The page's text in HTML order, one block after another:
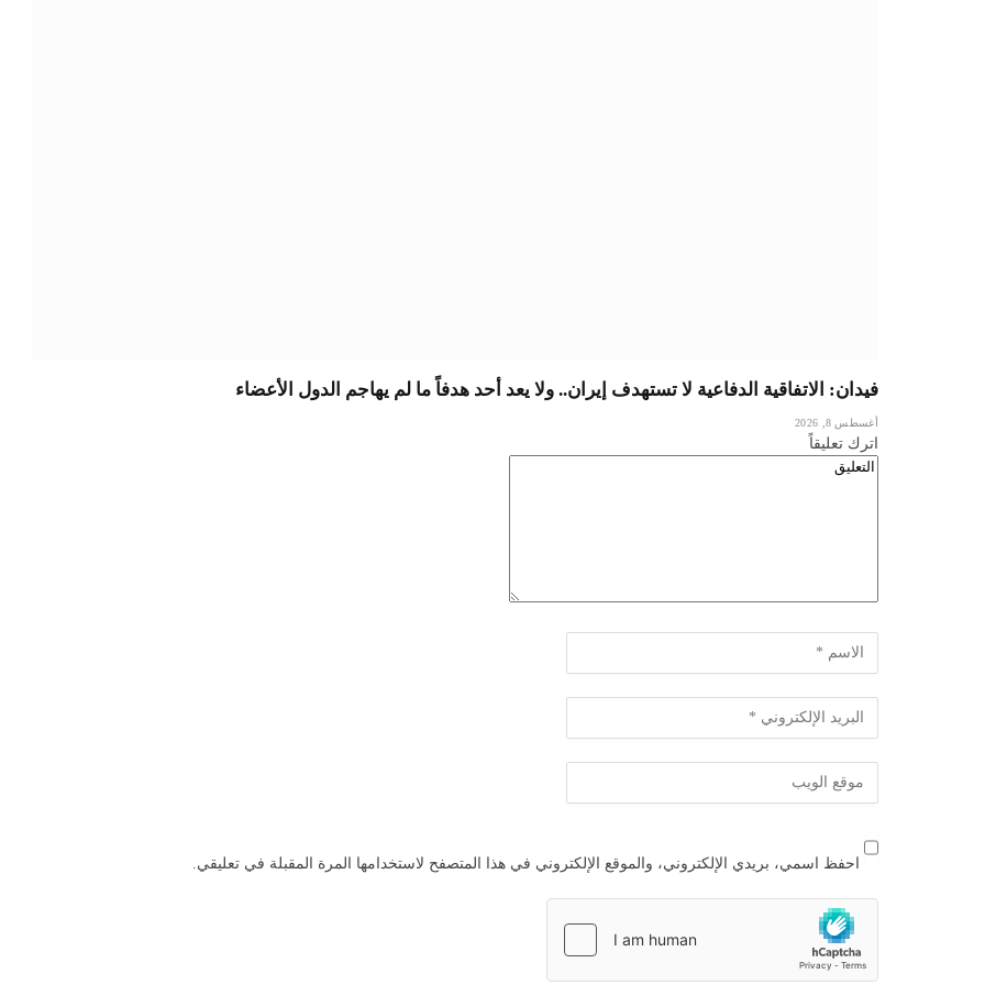
فيدان: الاتفاقية الدفاعية لا تستهدف إيران.. ولا يعد أحد هدفاً ما لم يهاجم الدول الأعضاء
أغسطس 8, 2026
اترك تعليقاً
احفظ اسمي، بريدي الإلكتروني، والموقع الإلكتروني في هذا المتصفح لاستخدامها المرة المقبلة في تعليقي.